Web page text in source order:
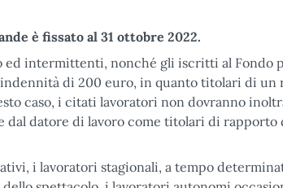
è fissato al 31 ottobre 2022.
ed intermittenti, nonché gli iscritti al Fondo
di 200 euro, in quanto titolari di un
caso, i citati lavoratori non dovranno
datore di lavoro come titolari di rapporto
i lavoratori stagionali, a tempo